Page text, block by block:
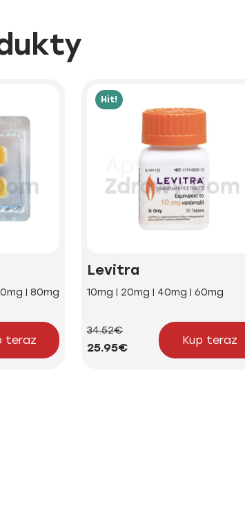
| 80mg
teraz
Hit!
Levitra
10mg | 20mg | 40mg | 60mg
34.52€
25.95€
Kup teraz